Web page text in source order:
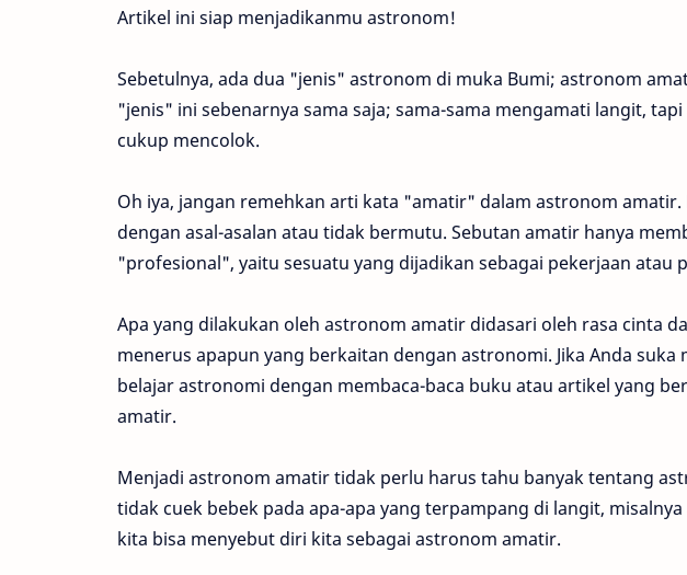
Artikel ini siap menjadikanmu astronom!
Sebetulnya, ada dua "jenis" astronom di muka Bumi; astronom
"jenis" ini sebenarnya sama saja; sama-sama mengamati langit,
cukup mencolok.
Oh iya, jangan remehkan arti kata "amatir" dalam astronom
dengan asal-asalan atau tidak bermutu. Sebutan amatir hanya
"profesional", yaitu sesuatu yang dijadikan sebagai pekerjaan atau
Apa yang dilakukan oleh astronom amatir didasari oleh rasa cinta
menerus apapun yang berkaitan dengan astronomi. Jika Anda
belajar astronomi dengan membaca-baca buku atau artikel yang
amatir.
Menjadi astronom amatir tidak perlu harus tahu banyak tentang
tidak cuek bebek pada apa-apa yang terpampang di langit,
kita bisa menyebut diri kita sebagai astronom amatir.